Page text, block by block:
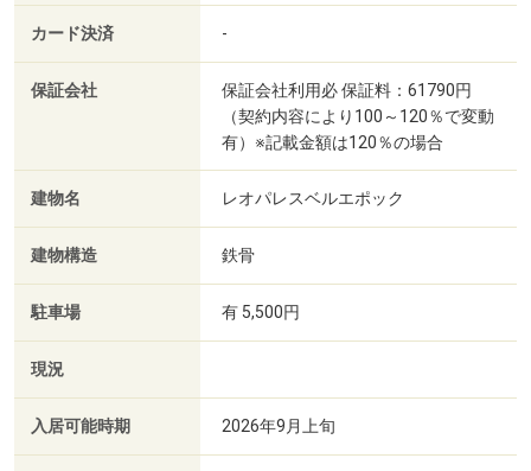
カード決済 -
保証会社
保証会社利用必 保証料：61790円
（契約内容により100～120％で変動
有）※記載金額は120％の場合
建物名 レオパレスベルエポック
建物構造 鉄骨
駐車場 有 5,500円
現況
入居可能時期 2026年9月上旬